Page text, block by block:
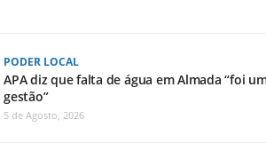
PODER LOCAL
APA diz que falta de água em Almada “foi
gestão”
5 de Agosto, 2026